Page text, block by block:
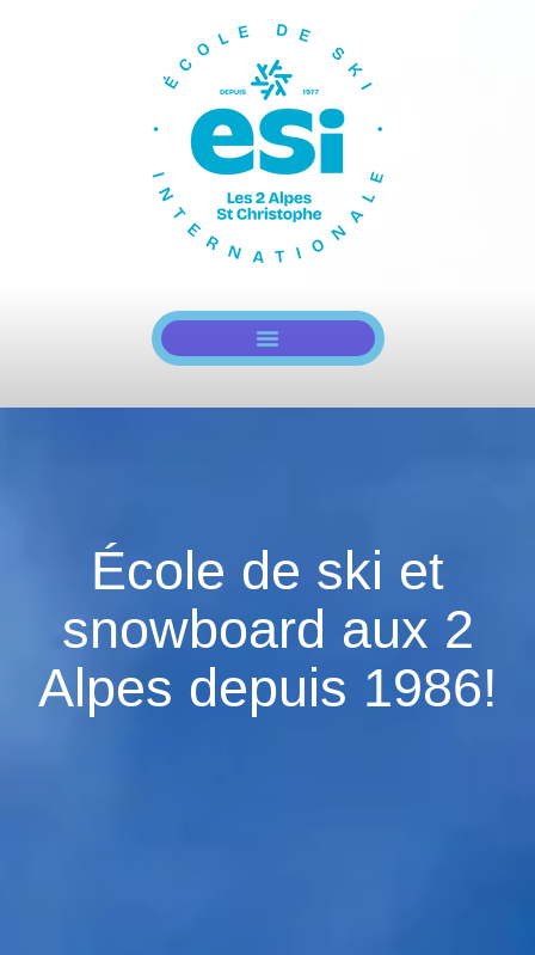
École de ski et
snowboard aux 2
Alpes depuis 1986!